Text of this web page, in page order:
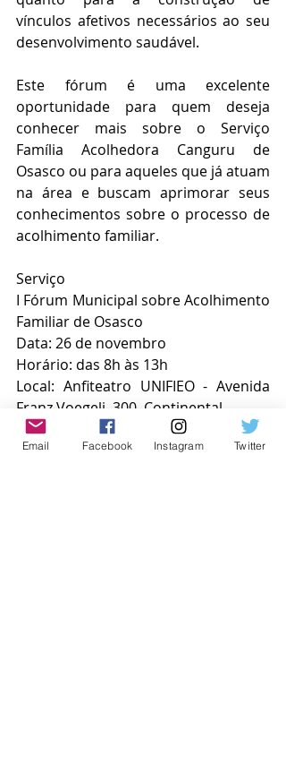
vínculos afetivos necessários ao seu
desenvolvimento saudável.
Este fórum é uma excelente
oportunidade para quem deseja
conhecer mais sobre o Serviço
Família Acolhedora Canguru de
Osasco ou para aqueles que já atuam
na área e buscam aprimorar seus
conhecimentos sobre o processo de
acolhimento familiar.
Serviço
I Fórum Municipal sobre Acolhimento
Familiar de Osasco
Data: 26 de novembro
Horário: das 8h às 13h
Local: Anfiteatro UNIFIEO - Avenida
Franz Voegeli, 300, Continental
Inscrições: As inscrições para o
Email Facebook Instagram Twitter